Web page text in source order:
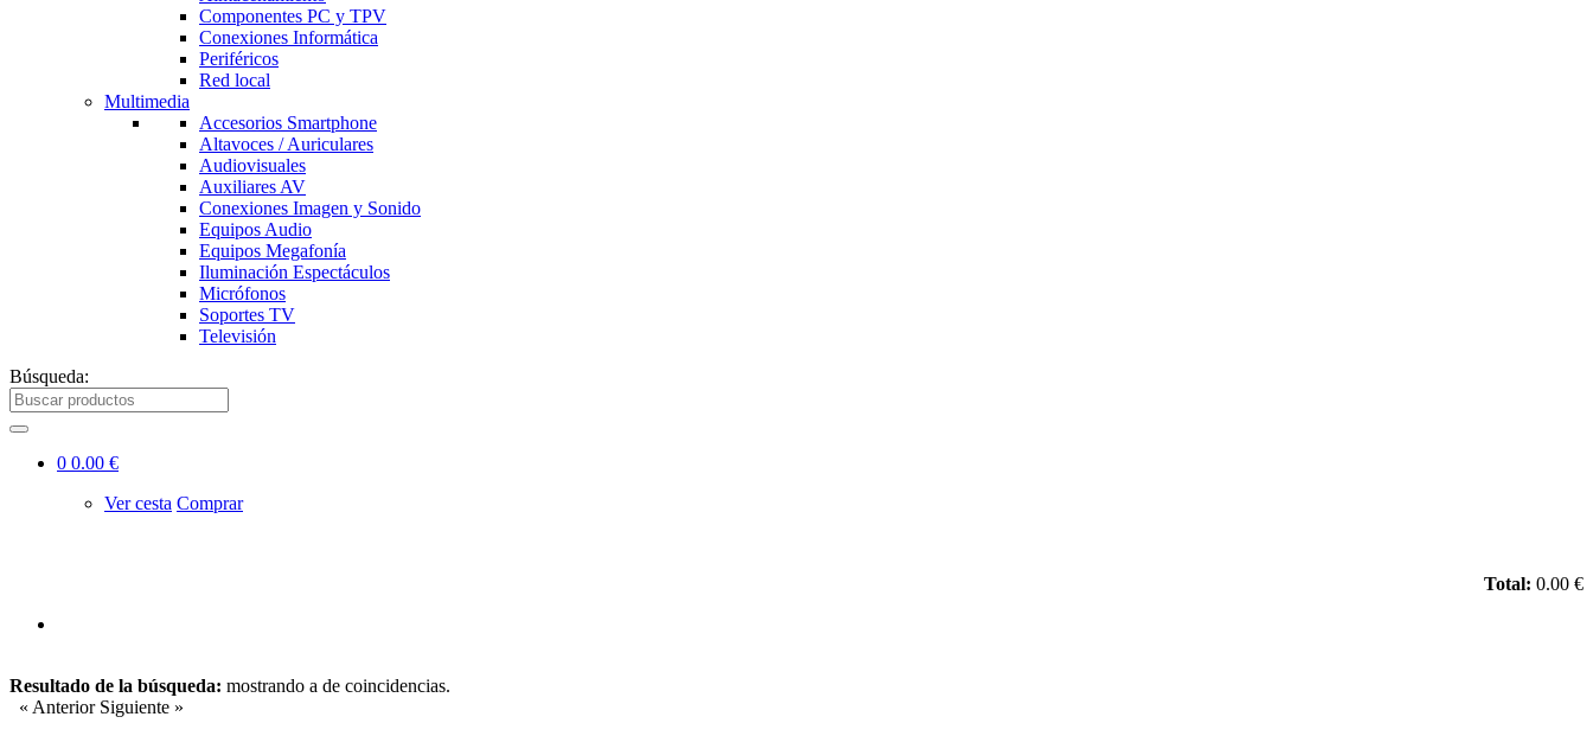
Componentes PC y TPV
Conexiones Informática
Periféricos
Red local
Multimedia
Accesorios Smartphone
Altavoces / Auriculares
Audiovisuales
Auxiliares AV
Conexiones Imagen y Sonido
Equipos Audio
Equipos Megafonía
Iluminación Espectáculos
Micrófonos
Soportes TV
Televisión
Búsqueda:
0 0.00 €
Ver cesta Comprar
Total: 0.00 €
Resultado de la búsqueda: mostrando a de coincidencias.
« Anterior Siguiente »